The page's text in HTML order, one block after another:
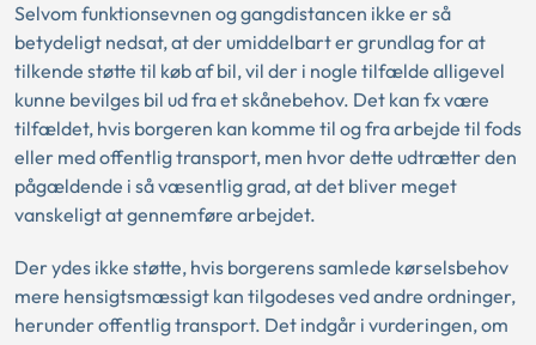
Selvom funktionsevnen og gangdistancen ikke er så
betydeligt nedsat, at der umiddelbart er grundlag for at
tilkende støtte til køb af bil, vil der i nogle tilfælde alligevel
kunne bevilges bil ud fra et skånebehov. Det kan fx være
tilfældet, hvis borgeren kan komme til og fra arbejde til fods
eller med offentlig transport, men hvor dette udtrætter den
pågældende i så væsentlig grad, at det bliver meget
vanskeligt at gennemføre arbejdet.
Der ydes ikke støtte, hvis borgerens samlede kørselsbehov
mere hensigtsmæssigt kan tilgodeses ved andre ordninger,
herunder offentlig transport. Det indgår i vurderingen, om